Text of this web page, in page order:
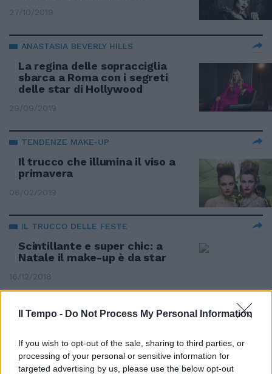
Il Tempo - Do Not Process My Personal Information
If you wish to opt-out of the sale, sharing to third parties, or
processing of your personal or sensitive information for
targeted advertising by us, please use the below opt-out
27/10/2019
ANASTASIA BEVERLY HILLS
La regina delle sopracciglia
sbarca a Roma con i segreti
delle star di Hollywood
29/09/2019
TENDENZE MAKE-UP
Il trucco che illumina il viso a
primavera
06/02/2019
IL TRUCCO DELLE FESTE
Scintillante e super chic: a
Natale il make-up è da star
16/12/2018
TEMPO DI HALLOWEEN
28/10/2018